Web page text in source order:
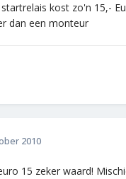
kost zo'n 15,-
dan een monteur
2010
15 zeker waard!